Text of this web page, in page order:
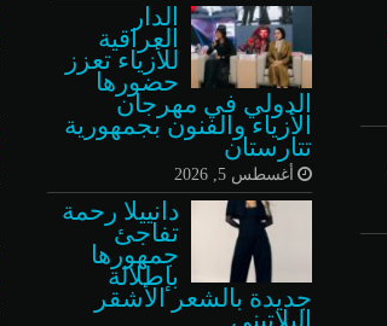
الدار
العراقية
للأزياء تعزز
حضورها
الدولي في مهرجان
الأزياء والفنون بجمهورية
تتارستان
أغسطس 5, 2026
دانييلا رحمة
تفاجئ
جمهورها
بإطلالة
جديدة بالشعر الأشقر
البلاتيني